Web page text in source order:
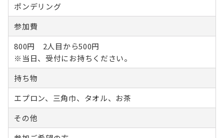
ポンデリング
参加費
800円 2人目から500円
※当日、受付にお持ちください。
持ち物
エプロン、三角巾、タオル、お茶
その他